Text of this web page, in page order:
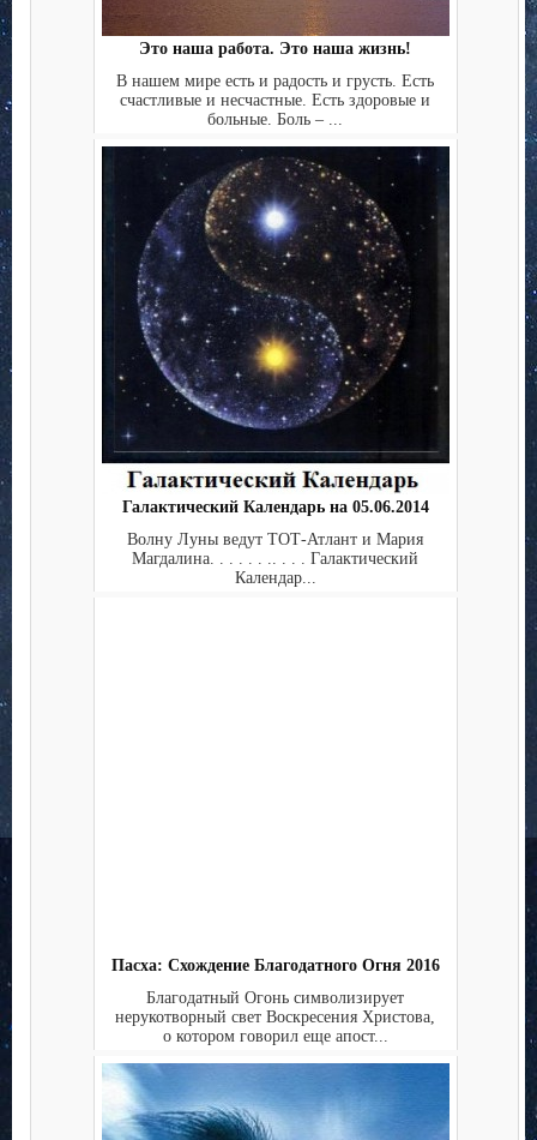
Это наша работа. Это наша жизнь!
В нашем мире есть и радость и грусть. Есть
счастливые и несчастные. Есть здоровые и
больные. Боль – ...
Галактический Календарь на 05.06.2014
Волну Луны ведут ТОТ-Атлант и Мария
Магдалина. . . . . . .. . . . Галактический
Календар...
Пасха: Схождение Благодатного Огня 2016
Благодатный Огонь символизирует
нерукотворный свет Воскресения Христова,
о котором говорил еще апост...